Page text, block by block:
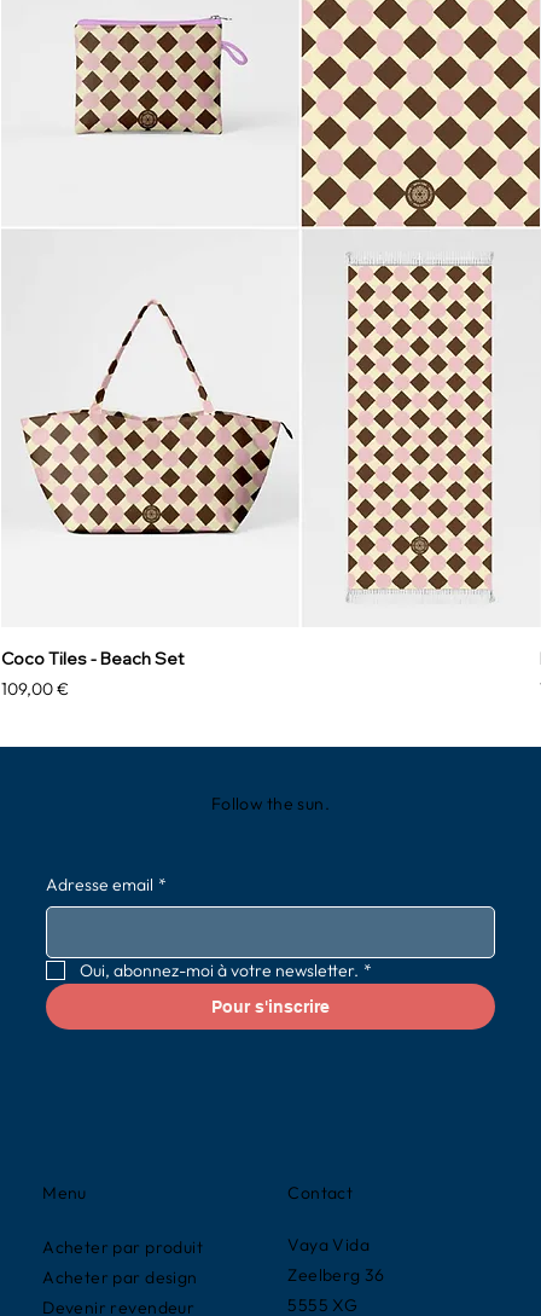
Coco Tiles - Beach Set
Prix
109,00 €
Contact
Vaya Vida
Zeelberg 36
5555 XG
Menu
Acheter par produit
Acheter par design
Devenir revendeur
Follow the sun.
Adresse email *
Oui, abonnez-moi à votre newsletter. *
Pour s'inscrire